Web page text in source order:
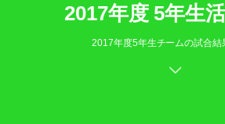
2017年度 5年生
2017年度5年生チームの試合結